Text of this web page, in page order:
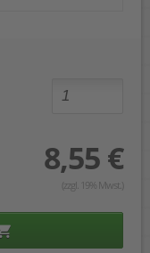
8,55 €
(zzgl. 19% Mwst.)